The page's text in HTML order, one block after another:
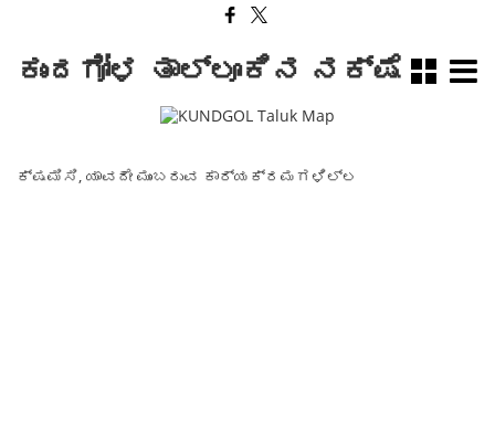
ಕುಂದಗೋಳ ತಾಲ್ಲೂಕಿನ ನಕ್ಷೆ
ಕ್ಷಮಿಸಿ, ಯಾವದೇ ಮುಂಬರುವ ಕಾರ್ಯಕ್ರಮಗಳಿಲ್ಲ